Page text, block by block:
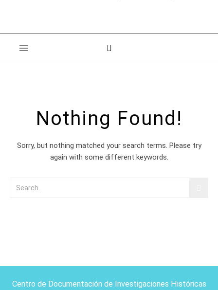
Nothing Found!
Sorry, but nothing matched your search terms. Please try
again with some different keywords.
Centro de Documentación de Investigaciones Históricas